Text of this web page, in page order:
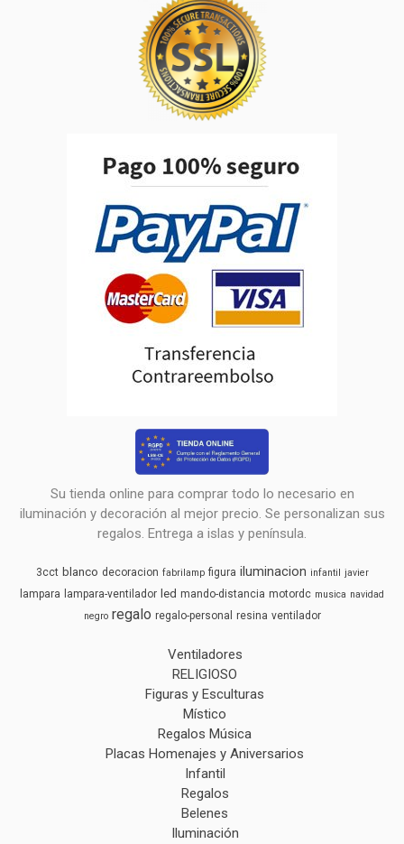
Su tienda online para comprar todo lo necesario en
iluminación y decoración al mejor precio. Se personalizan sus
regalos. Entrega a islas y península.
3cct blanco decoracion fabrilamp figura iluminacion infantil javier
lampara lampara-ventilador led mando-distancia motordc musica navidad
negro regalo regalo-personal resina ventilador
Ventiladores
RELIGIOSO
Figuras y Esculturas
Místico
Regalos Música
Placas Homenajes y Aniversarios
Infantil
Regalos
Belenes
Iluminación